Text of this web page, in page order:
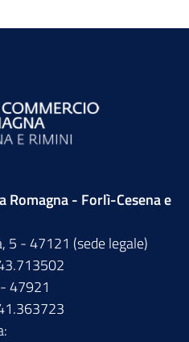
Romagna - Forlì-Cesena e
5 - 47121 (sede legale)
47921